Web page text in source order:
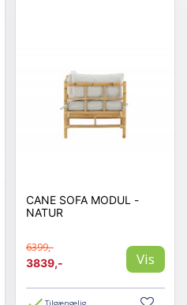
CANE SOFA MODUL -
NATUR
6399,-
3839,-
Vis